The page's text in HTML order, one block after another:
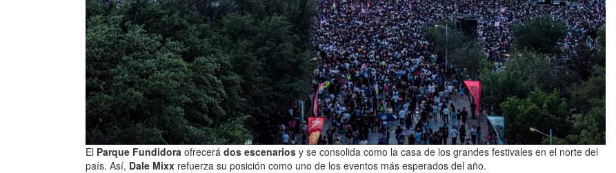
El Parque Fundidora ofrecerá dos escenarios y se consolida como la casa de los grandes festivales en el norte del
país. Así, Dale Mixx refuerza su posición como uno de los eventos más esperados del año.